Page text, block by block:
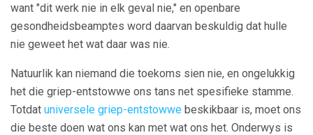
want "dit werk nie in elk geval nie," en openbare
gesondheidsbeamptes word daarvan beskuldig dat hulle
nie geweet het wat daar was nie.
Natuurlik kan niemand die toekoms sien nie, en ongelukkig
het die griep-entstowwe ons tans net spesifieke stamme.
Totdat universele griep-entstowwe beskikbaar is, moet ons
die beste doen wat ons kan met wat ons het. Onderwys is